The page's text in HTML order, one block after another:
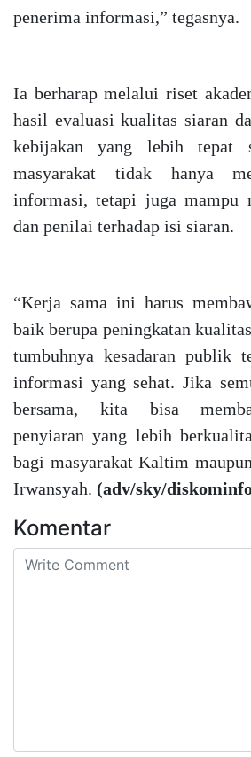
penerima informasi,” tegasnya.
Ia berharap melalui riset
hasil evaluasi kualitas siaran
kebijakan yang lebih tepat
masyarakat tidak hanya
informasi, tetapi juga mampu
dan penilai terhadap isi siaran.
“Kerja sama ini harus
baik berupa peningkatan
tumbuhnya kesadaran publik
informasi yang sehat. Jika
bersama, kita bisa
penyiaran yang lebih
bagi masyarakat Kaltim
Irwansyah. (adv/sky/
Komentar